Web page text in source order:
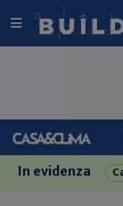
In evidenza